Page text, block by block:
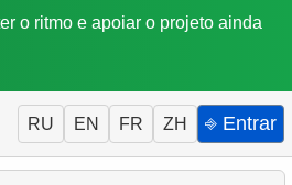
o ritmo e apoiar o projeto ainda
RU EN FR ZH ⎆ Entrar